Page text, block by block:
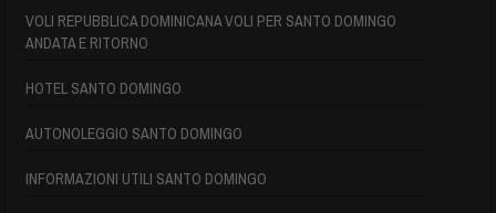
VOLI REPUBBLICA DOMINICANA VOLI PER SANTO DOMINGO
ANDATA E RITORNO
HOTEL SANTO DOMINGO
AUTONOLEGGIO SANTO DOMINGO
INFORMAZIONI UTILI SANTO DOMINGO